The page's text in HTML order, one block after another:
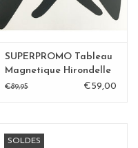
SUPERPROMO Tableau
Magnetique Hirondelle
3
€89,95 €59,00
SOLDES